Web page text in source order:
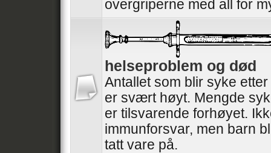
overgriperne med all for
helseproblem og død
Antallet som blir syke
er svært høyt. Mengde
er tilsvarende forhøyet.
immunforsvar, men barn
tatt vare på.